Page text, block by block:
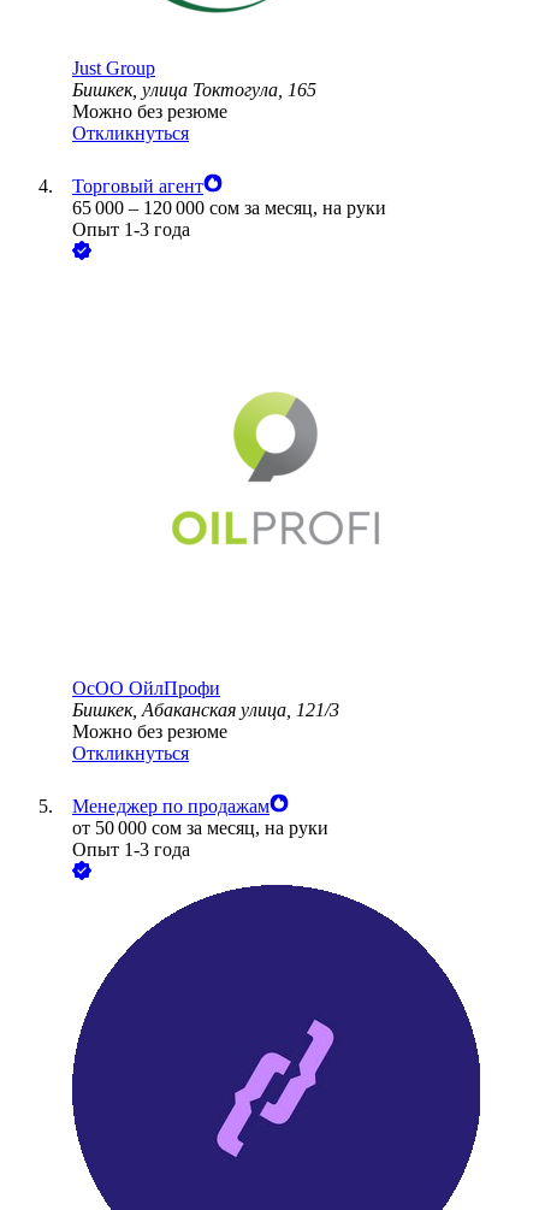
Just Group
Бишкек, улица Токтогула, 165
Можно без резюме
Откликнуться
Торговый агент
65 000 – 120 000 сом за месяц, на руки
Опыт 1-3 года
ОсОО ОйлПрофи
Бишкек, Абаканская улица, 121/3
Можно без резюме
Откликнуться
Менеджер по продажам
от 50 000 сом за месяц, на руки
Опыт 1-3 года